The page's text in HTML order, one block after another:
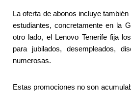
La oferta de abonos incluye
estudiantes, concretamente en la
otro lado, el Lenovo Tenerife fija
para jubilados, desempleados,
numerosas.
Estas promociones no son